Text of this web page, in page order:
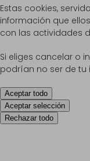
Estas cookies,
información que
con las actividades
Si eliges cancelar o
podrían no ser de tu
Aceptar todo
Aceptar selección
Rechazar todo